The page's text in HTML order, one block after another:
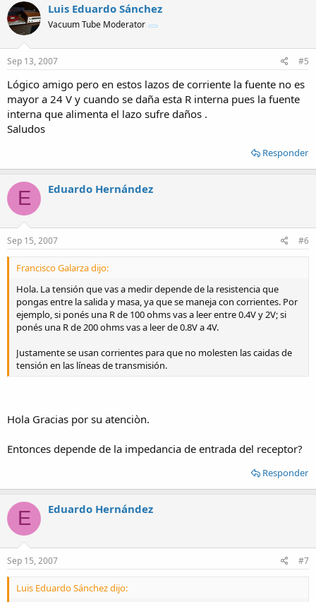
Luis Eduardo Sánchez
Vacuum Tube Moderator
Sep 13, 2007 #5
Lógico amigo pero en estos lazos de corriente la fuente no es
mayor a 24 V y cuando se daña esta R interna pues la fuente
interna que alimenta el lazo sufre daños .
Saludos
Responder
E Eduardo Hernández
Sep 15, 2007 #6
Francisco Galarza dijo:
Hola. La tensión que vas a medir depende de la resistencia que
pongas entre la salida y masa, ya que se maneja con corrientes. Por
ejemplo, si ponés una R de 100 ohms vas a leer entre 0.4V y 2V; si
ponés una R de 200 ohms vas a leer de 0.8V a 4V.
Justamente se usan corrientes para que no molesten las caidas de
tensión en las líneas de transmisión.
Hola Gracias por su atenciòn.
Entonces depende de la impedancia de entrada del receptor?
Responder
E Eduardo Hernández
Sep 15, 2007 #7
Luis Eduardo Sánchez dijo: